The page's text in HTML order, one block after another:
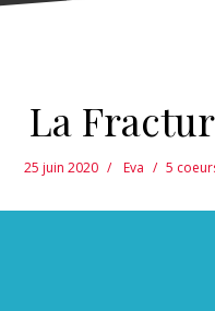
La
25 juin 2020 Eva 5